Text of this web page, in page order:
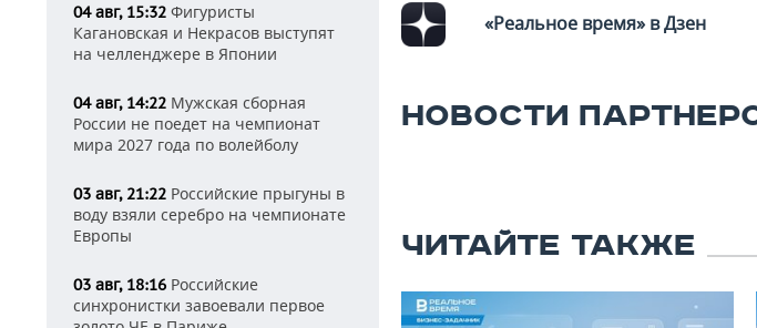
04 авг, 15:32 Фигуристы
Кагановская и Некрасов выступят
на челленджере в Японии
04 авг, 14:22 Мужская сборная
России не поедет на чемпионат
мира 2027 года по волейболу
03 авг, 21:22 Российские прыгуны в
воду взяли серебро на чемпионате
Европы
03 авг, 18:16 Российские
синхронистки завоевали первое
«Реальное время» в Дзен
НОВОСТИ
ЧИТАЙТЕ ТАКЖЕ